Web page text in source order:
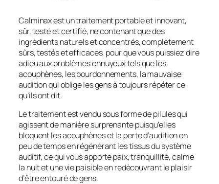
Calminax est un traitement portable et innovant,
sûr, testé et certifié, ne contenant que des
ingrédients naturels et concentrés, complètement
sûrs, testés et efficaces, pour que vous puissiez dire
adieu aux problèmes ennuyeux tels que les
acouphènes, les bourdonnements, la mauvaise
audition qui oblige les gens à toujours répéter ce
qu’ils ont dit.
Le traitement est vendu sous forme de pilules qui
agissent de manière surprenante puisqu’elles
bloquent les acouphènes et la perte d’audition en
peu de temps en régénérant les tissus du système
auditif, ce qui vous apporte paix, tranquillité, calme
la nuit et une vie paisible en redécouvrant le plaisir
d’être entouré de gens.